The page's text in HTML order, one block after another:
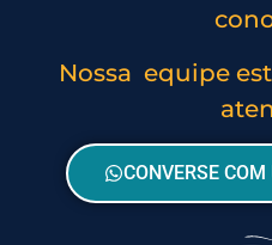
Nossa equipe
CONVERSE